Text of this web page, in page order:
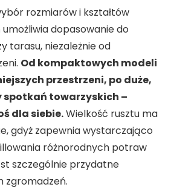
rozmiarów i kształtów
dopasowanie do
tarasu, niezależnie od
Od kompaktowych modeli
przestrzeni, po duże,
towarzyskich –
dla siebie.Wielkość rusztu ma
gdyż zapewnia wystarczająco
różnorodnych potraw
szczególnie przydatne
zgromadzeń.